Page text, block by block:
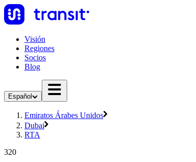
Visión
Regiones
Socios
Blog
Español
Emiratos Árabes Unidos
Dubai
RTA
320